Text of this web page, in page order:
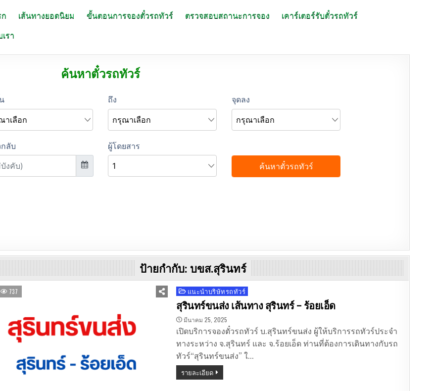
เส้นทางยอดนิยม ขั้นตอนการจองตั๋วรถทัวร์ ตรวจสอบสถานะการจอง
เคาร์เตอร์รับตั๋วรถทัวร์
รา
ค้นหาตั๋วรถทัวร์
ป้ายกำกับ:บขส.สุรินทร์
737
Posted
in
แนะนำบริษัทรถทัวร์
สุรินทร์ขนส่ง เส้นทาง สุรินทร์ – ร้อยเอ็ด
มีนาคม 25, 2025
เปิดบริการจองตั๋วรถทัวร์ บ.สุรินทร์ขนส่ง ผู้ให้บริการรถทัวร์ประจำ
ทางระหว่าง จ.สุรินทร์ และ จ.ร้อยเอ็ด ท่านที่ต้องการเดินทางกับรถ
ทัวร์“สุรินทร์ขนส่ง” ใ…
รายละเอียด